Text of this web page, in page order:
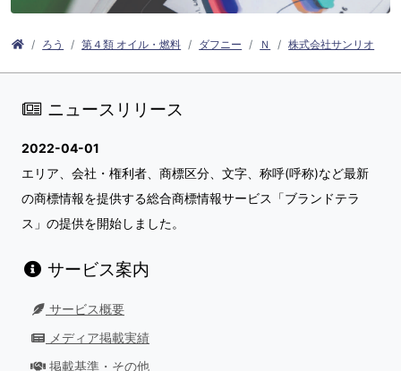
ろう 第４類 オイル・燃料 ダフニー Ｎ 株式会社サンリオ
ニュースリリース
2022-04-01
エリア、会社・権利者、商標区分、文字、称呼(呼称)など最新
の商標情報を提供する総合商標情報サービス「ブランドテラ
ス」の提供を開始しました。
サービス案内
サービス概要
メディア掲載実績
掲載基準・その他